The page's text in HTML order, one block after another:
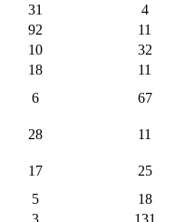
31 4
92 11
10 32
18 11
6 67
28 11
17 25
5 18
3 131